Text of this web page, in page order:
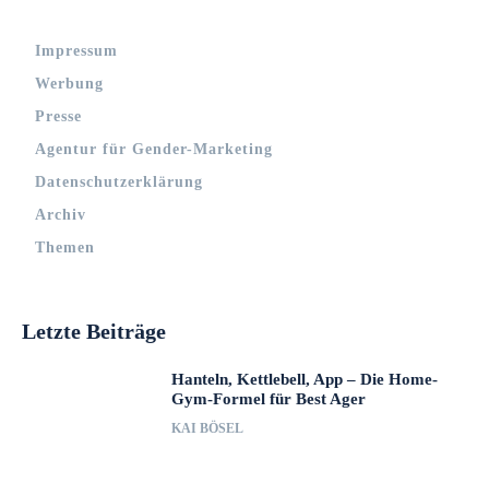
Impressum
Werbung
Presse
Agentur für Gender-Marketing
Datenschutzerklärung
Archiv
Themen
Letzte Beiträge
Hanteln, Kettlebell, App – Die Home-
Gym-Formel für Best Ager
KAI BÖSEL